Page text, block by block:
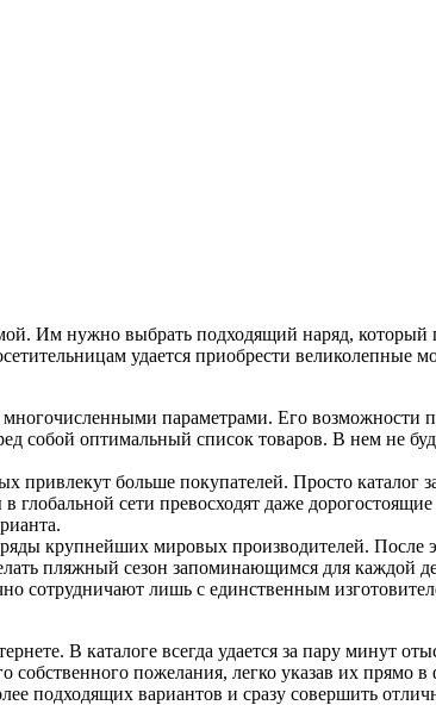
Им нужно выбрать подходящий наряд,
удается приобрести великолепные
параметрами. Его возможности
собой оптимальный список товаров. В нем не
больше покупателей. Просто каталог
сети превосходят даже
крупнейших мировых производителей. После
пляжный сезон запоминающимся для каждой
сотрудничают лишь с единственным
В каталоге всегда удается за пару минут
пожелания, легко указав их прямо в
подходящих вариантов и сразу совершить